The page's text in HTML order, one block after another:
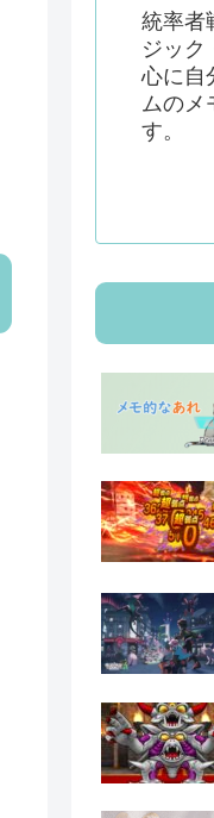
統率者
ジック
心に自
ムのメ
す。